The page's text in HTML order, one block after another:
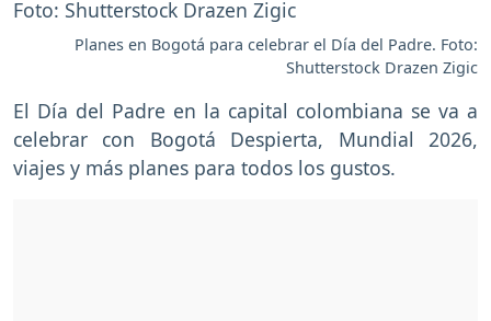
Planes en Bogotá para celebrar el Día del Padre. Foto:
Shutterstock Drazen Zigic
El Día del Padre en la capital colombiana se va a
celebrar con Bogotá Despierta, Mundial 2026,
viajes y más planes para todos los gustos.